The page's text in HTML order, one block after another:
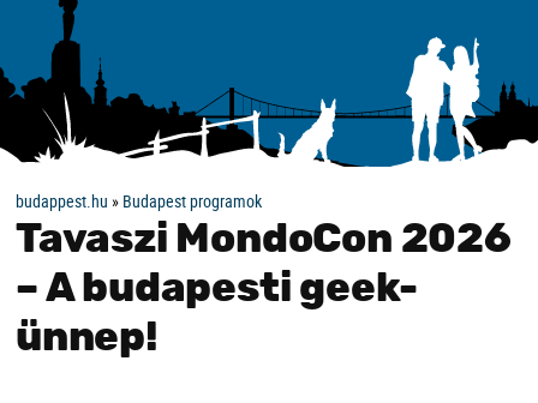
budappest.hu » Budapest programok
Tavaszi MondoCon 2026
– A budapesti geek-
ünnep!